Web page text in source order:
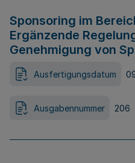
Sponsoring im
Ergänzende
Genehmigung von
Ausfertigungsdatum
Ausgabennummer 206